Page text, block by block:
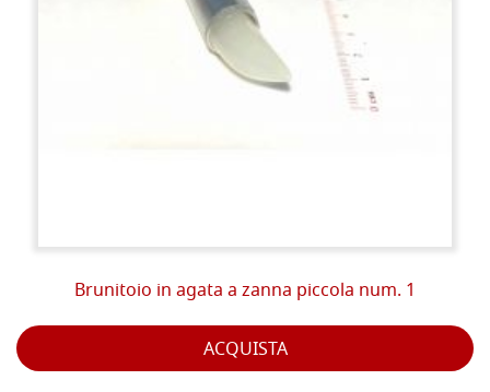
Brunitoio in agata a zanna piccola num. 1
ACQUISTA